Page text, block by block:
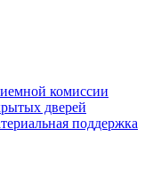
комиссии
дверей
поддержка